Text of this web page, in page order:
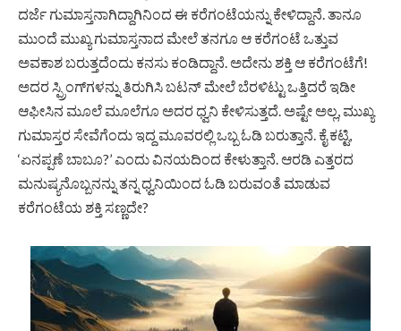
ದರ್ಜೆ ಗುಮಾಸ್ತನಾಗಿ­ದ್ದಾಗಿ­ನಿಂದ ಈ ಕರೆಗಂಟೆಯನ್ನು ಕೇಳಿದ್ದಾನೆ. ತಾನೂ
ಮುಂದೆ ಮುಖ್ಯ ಗುಮಾಸ್ತ­ನಾದ ಮೇಲೆ ತನಗೂ ಆ ಕರೆಗಂಟೆ ಒತ್ತುವ
ಅವಕಾಶ ಬರುತ್ತದೆಂದು ಕನಸು ಕಂಡಿದ್ದಾನೆ. ಅದೇನು ಶಕ್ತಿ ಆ ಕರೆಗಂಟೆಗೆ!
ಅದರ ಸ್ಪ್ರಿಂಗ್‌ಗಳನ್ನು ತಿರುಗಿಸಿ ಬಟನ್ ಮೇಲೆ ಬೆರಳಿಟ್ಟು ಒತ್ತಿದರೆ ಇಡೀ
ಆಫೀಸಿನ ಮೂಲೆ ಮೂಲೆಗೂ ಅದರ ಧ್ವನಿ ಕೇಳಿಸುತ್ತದೆ. ಅಷ್ಟೇ ಅಲ್ಲ, ಮುಖ್ಯ
ಗುಮಾಸ್ತರ ಸೇವೆಗೆಂದು ಇದ್ದ ಮೂವರಲ್ಲಿ ಒಬ್ಬ ಓಡಿ ಬರುತ್ತಾನೆ. ಕೈ ಕಟ್ಟಿ,
‘ಏನಪ್ಪಣೆ ಬಾಬೂ?’ ಎಂದು ವಿನಯದಿಂದ ಕೇಳುತ್ತಾನೆ. ಆರಡಿ ಎತ್ತರದ
ಮನುಷ್ಯ­ನೊಬ್ಬನನ್ನು ತನ್ನ ಧ್ವನಿಯಿಂದ ಓಡಿ ಬರುವಂತೆ ಮಾಡುವ
ಕರೆಗಂಟೆಯ ಶಕ್ತಿ ಸಣ್ಣದೇ?